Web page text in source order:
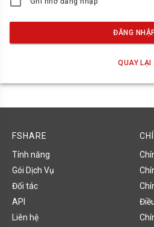
ĐĂNG
QUAY LẠI
FSHARE
Tính năng
Gói Dịch Vụ
Đối tác
API
Liên hệ